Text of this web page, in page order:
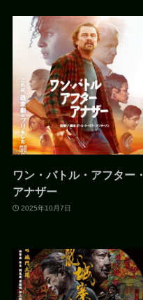
ワン・バトル・アフター・
アナザー
2025年10月7日